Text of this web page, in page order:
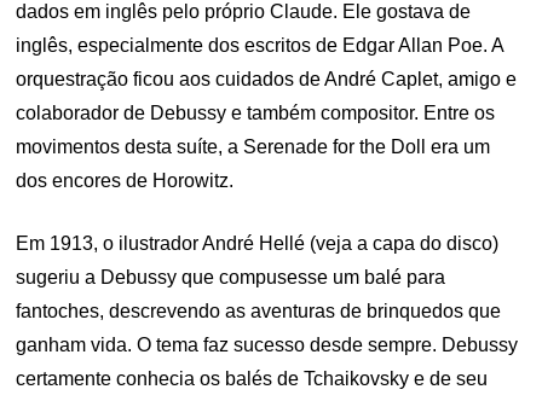
dados em inglês pelo próprio Claude. Ele gostava de
inglês, especialmente dos escritos de Edgar Allan Poe. A
orquestração ficou aos cuidados de André Caplet, amigo e
colaborador de Debussy e também compositor. Entre os
movimentos desta suíte, a Serenade for the Doll era um
dos encores de Horowitz.
Em 1913, o ilustrador André Hellé (veja a capa do disco)
sugeriu a Debussy que compusesse um balé para
fantoches, descrevendo as aventuras de brinquedos que
ganham vida. O tema faz sucesso desde sempre. Debussy
certamente conhecia os balés de Tchaikovsky e de seu